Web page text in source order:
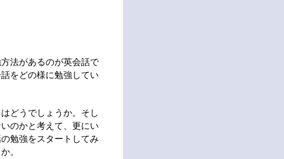
法があるのが英会話で
をどの様に勉強してい
どうでしょうか。そし
のかと考えて、更にい
勉強をスタートしてみ
。